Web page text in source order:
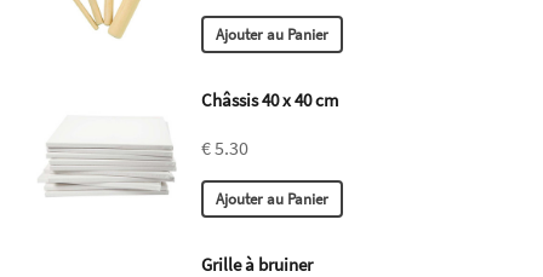
Châssis 40 x 40 cm
€ 5.30
Grille à bruiner